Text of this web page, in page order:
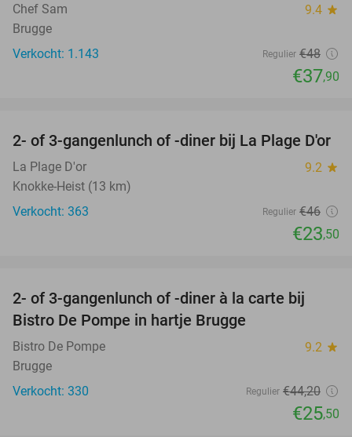
Chef Sam 9.4 star
Brugge
Verkocht: 1.143
Regulier €48
€37,90
49%
2- of 3-gangenlunch of -diner bij La Plage D'or
La Plage D'or 9.2 star
Knokke-Heist (13 km)
Verkocht: 363
Regulier €46
€23,50
42%
2- of 3-gangenlunch of -diner à la carte bij
Bistro De Pompe in hartje Brugge
Bistro De Pompe 9.2 star
Brugge
Verkocht: 330
Regulier €44,20
€25,50